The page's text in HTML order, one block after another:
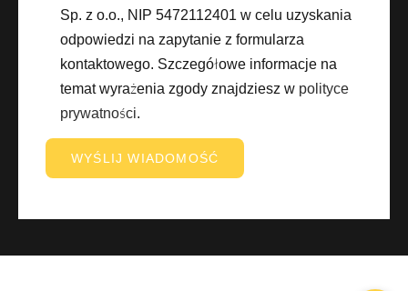
Sp. z o.o., NIP 5472112401 w celu uzyskania
odpowiedzi na zapytanie z formularza
kontaktowego. Szczegółowe informacje na
temat wyrażenia zgody znajdziesz w polityce
prywatności.